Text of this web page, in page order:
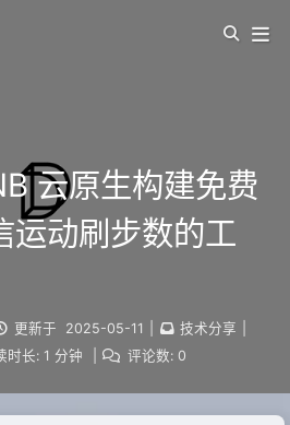
云原生构建免费
运动刷步数的工
更新于 2025-05-11 技术分享
时长: 1 分钟 评论数: 0